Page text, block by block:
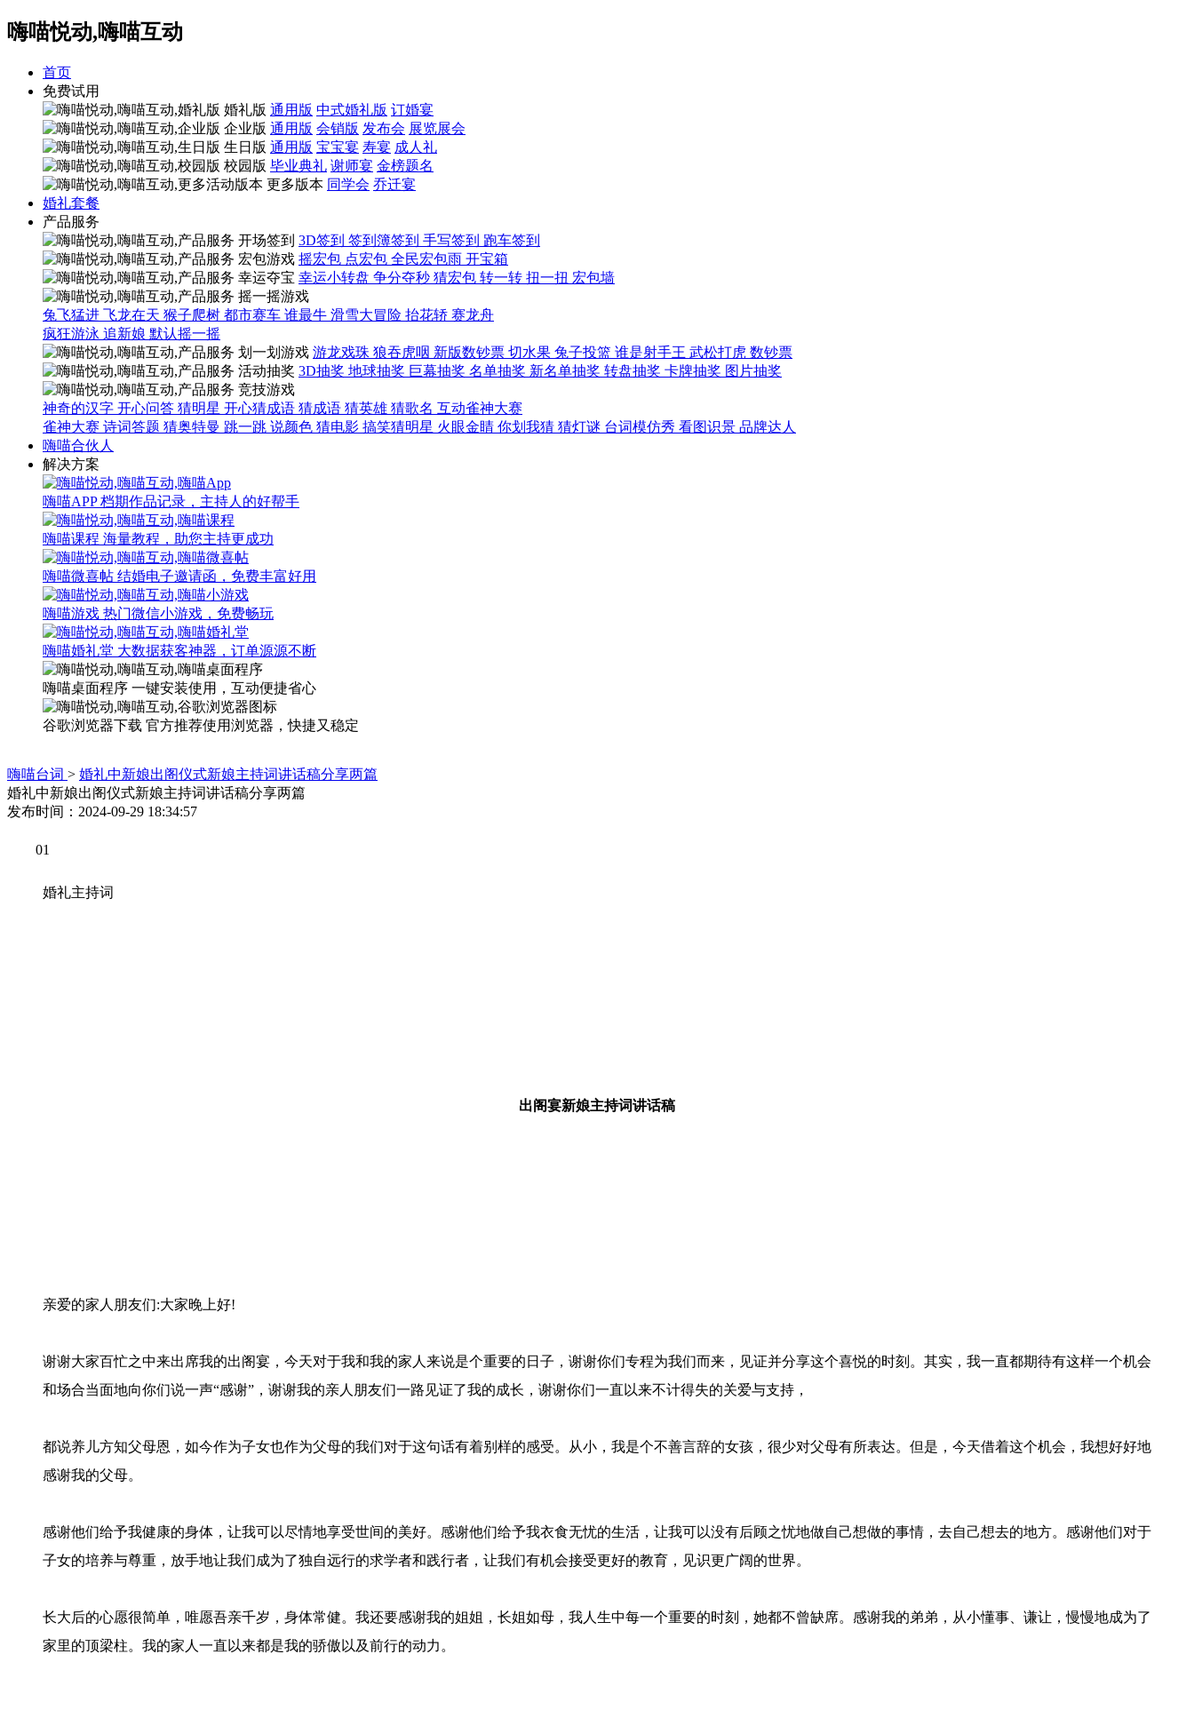
嗨喵悦动,嗨喵互动
首页
免费试用
婚礼版 通用版 中式婚礼版 订婚宴
企业版 通用版 会销版 发布会 展览展会
生日版 通用版 宝宝宴 寿宴 成人礼
校园版 毕业典礼 谢师宴 金榜题名
更多版本 同学会 乔迁宴
婚礼套餐
产品服务
开场签到 3D签到 签到簿签到 手写签到 跑车签到
宏包游戏 摇宏包 点宏包 全民宏包雨 开宝箱
幸运夺宝 幸运小转盘 争分夺秒 猜宏包 转一转 扭一扭 宏包墙
摇一摇游戏
兔飞猛进 飞龙在天 猴子爬树 都市赛车 谁最牛 滑雪大冒险 抬花轿 赛龙舟
疯狂游泳 追新娘 默认摇一摇
划一划游戏 游龙戏珠 狼吞虎咽 新版数钞票 切水果 兔子投篮 谁是射手王 武松打虎 数钞票
活动抽奖 3D抽奖 地球抽奖 巨幕抽奖 名单抽奖 新名单抽奖 转盘抽奖 卡牌抽奖 图片抽奖
竞技游戏
神奇的汉字 开心问答 猜明星 开心猜成语 猜成语 猜英雄 猜歌名 互动雀神大赛
雀神大赛 诗词答题 猜奥特曼 跳一跳 说颜色 猜电影 搞笑猜明星 火眼金睛 你划我猜 猜灯谜 台词模仿秀 看图识景 品牌达人
嗨喵合伙人
解决方案
嗨喵APP 档期作品记录，主持人的好帮手
嗨喵课程 海量教程，助您主持更成功
嗨喵微喜帖 结婚电子邀请函，免费丰富好用
嗨喵游戏 热门微信小游戏，免费畅玩
嗨喵婚礼堂 大数据获客神器，订单源源不断
嗨喵桌面程序 一键安装使用，互动便捷省心
谷歌浏览器下载 官方推荐使用浏览器，快捷又稳定
嗨喵台词 > 婚礼中新娘出阁仪式新娘主持词讲话稿分享两篇
婚礼中新娘出阁仪式新娘主持词讲话稿分享两篇
发布时间：2024-09-29 18:34:57
01
婚礼主持词
出阁宴新娘主持词讲话稿
亲爱的家人朋友们:大家晚上好!
谢谢大家百忙之中来出席我的出阁宴，今天对于我和我的家人来说是个重要的日子，谢谢你们专程为我们而来，见证并分享这个喜悦的时刻。其实，我一直都期待有这样一个机会
和场合当面地向你们说一声“感谢”，谢谢我的亲人朋友们一路见证了我的成长，谢谢你们一直以来不计得失的关爱与支持，
都说养儿方知父母恩，如今作为子女也作为父母的我们对于这句话有着别样的感受。从小，我是个不善言辞的女孩，很少对父母有所表达。但是，今天借着这个机会，我想好好地
感谢我的父母。
感谢他们给予我健康的身体，让我可以尽情地享受世间的美好。感谢他们给予我衣食无忧的生活，让我可以没有后顾之忧地做自己想做的事情，去自己想去的地方。感谢他们对于
子女的培养与尊重，放手地让我们成为了独自远行的求学者和践行者，让我们有机会接受更好的教育，见识更广阔的世界。
长大后的心愿很简单，唯愿吾亲千岁，身体常健。我还要感谢我的姐姐，长姐如母，我人生中每一个重要的时刻，她都不曾缺席。感谢我的弟弟，从小懂事、谦让，慢慢地成为了
家里的顶梁柱。我的家人一直以来都是我的骄傲以及前行的动力。